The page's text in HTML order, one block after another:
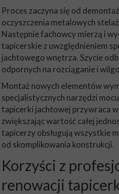
Proces zaczyna się od
oczyszczenia metalowych
Następnie fachowcy mierzą i
tapicerskie z uwzględnieniem
jachtowego wnętrza. Szycie
odpornych na rozciąganie i
Montaż nowych elementów
specjalistycznych narzędzi
tapicerki jachtowej przywraca
zwiększając wartość całej
tapicerzy obsługują wszystkie
od skomplikowania konstrukcji.
Korzyści z
renowacji